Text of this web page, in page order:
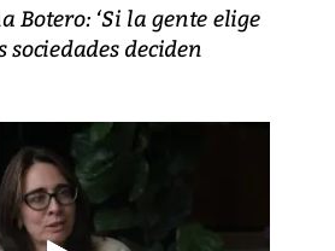
Botero: ‘Si la gente elige
deciden